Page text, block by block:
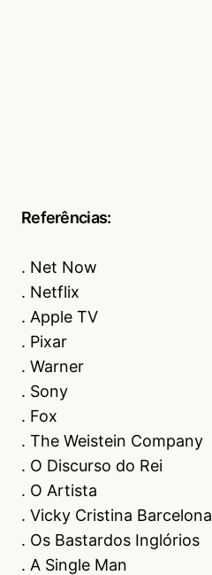
Referências:
. Net Now
. Netflix
. Apple TV
. Pixar
. Warner
. Sony
. Fox
. The Weistein Company
. O Discurso do Rei
. O Artista
. Vicky Cristina Barcelona
. Os Bastardos Inglórios
. A Single Man